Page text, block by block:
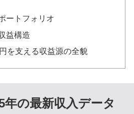
ートフォリオ
益構造
を支える収益源の全貌
の最新収入データ